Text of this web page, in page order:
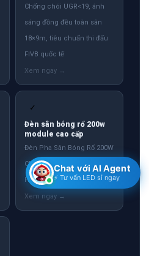
Chống chói UGR<19, ánh
sáng đồng đều toàn sân
18×9m, tiêu chuẩn thi đấu
FIVB quốc tế
✓
Đèn sân bóng rổ 200w
module cao cấp
Đèn Pha Sân Bóng Rổ 200W
Chống Chói Module Khung
Hộp
Chat với AI Agent
⚡ Tư vấn LED sỉ ngay